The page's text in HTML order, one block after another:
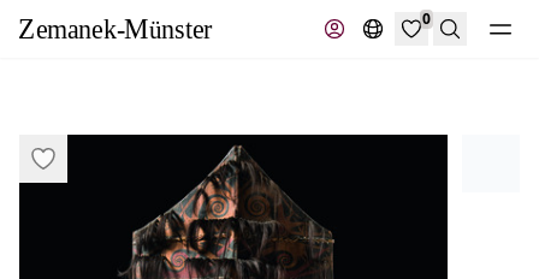
0
Recherche